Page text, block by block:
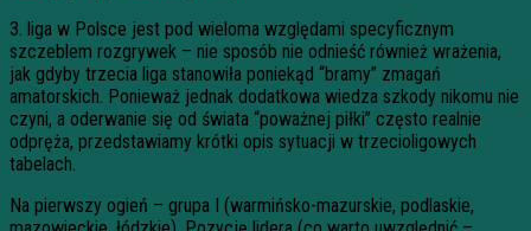
3. liga w Polsce jest pod wieloma względami specyficznym
szczeblem rozgrywek – nie sposób nie odnieść również wrażenia,
jak gdyby trzecia liga stanowiła poniekąd “bramy” zmagań
amatorskich. Ponieważ jednak dodatkowa wiedza szkody nikomu nie
czyni, a oderwanie się od świata “poważnej piłki” często realnie
odpręża, przedstawiamy krótki opis sytuacji w trzecioligowych
tabelach.
Na pierwszy ogień – grupa I (warmińsko-mazurskie, podlaskie,